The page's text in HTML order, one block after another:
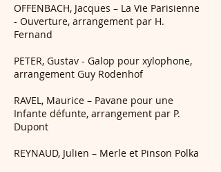
OFFENBACH, Jacques – La Vie Parisienne
- Ouverture, arrangement par H.
Fernand
PETER, Gustav - Galop pour xylophone,
arrangement Guy Rodenhof
RAVEL, Maurice – Pavane pour une
Infante défunte, arrangement par P.
Dupont
REYNAUD, Julien – Merle et Pinson Polka